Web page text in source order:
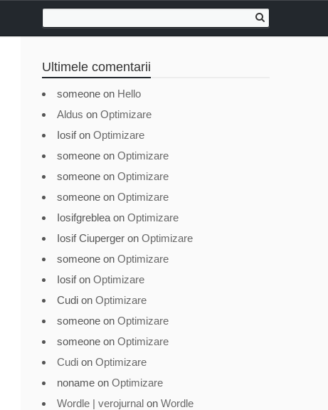
Ultimele comentarii
someone on Hello
Aldus on Optimizare
Iosifon Optimizare
someone on Optimizare
someone on Optimizare
someone on Optimizare
Iosifgreblea on Optimizare
Iosif Ciuperger on Optimizare
someone on Optimizare
Iosifon Optimizare
Cudi on Optimizare
someone on Optimizare
someone on Optimizare
Cudi on Optimizare
noname on Optimizare
Wordle | verojurnal on Wordle